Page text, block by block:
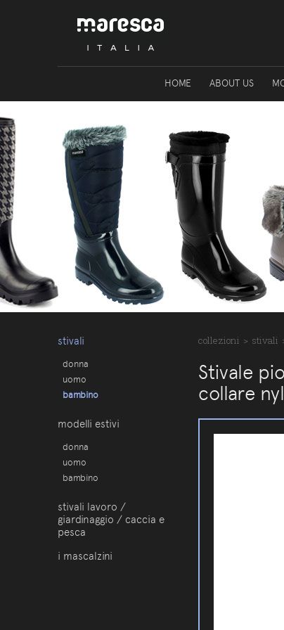
HOME ABOUT US
stivali
donna
uomo
bambino
modelli estivi
donna
uomo
bambino
stivali lavoro /
giardinaggio / caccia e
pesca
i mascalzini
collezioni > stivali
Stivale
collare